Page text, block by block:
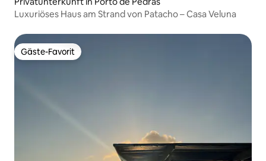
Luxuriöses Haus am Strand von Patacho – Casa Veluna
Gäste-Favorit
Gäste-Favorit